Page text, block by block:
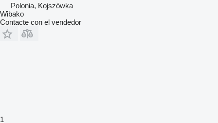
Polonia, Kojszówka
Wibako
Contacte con el vendedor
1